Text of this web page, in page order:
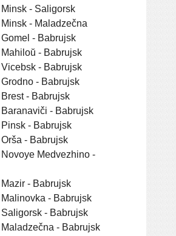
- Saligorsk
- Maladzečna
- Babrujsk
- Babrujsk
- Babrujsk
- Babrujsk
- Babrujsk
- Babrujsk
- Babrujsk
- Babrujsk
Medvezhino -
- Babrujsk
- Babrujsk
- Babrujsk
- Babrujsk